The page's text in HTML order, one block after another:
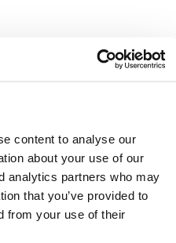
content to analyse our
about your use of our
analytics partners who may
that you’ve provided to
from your use of their
ist in allen
von
und